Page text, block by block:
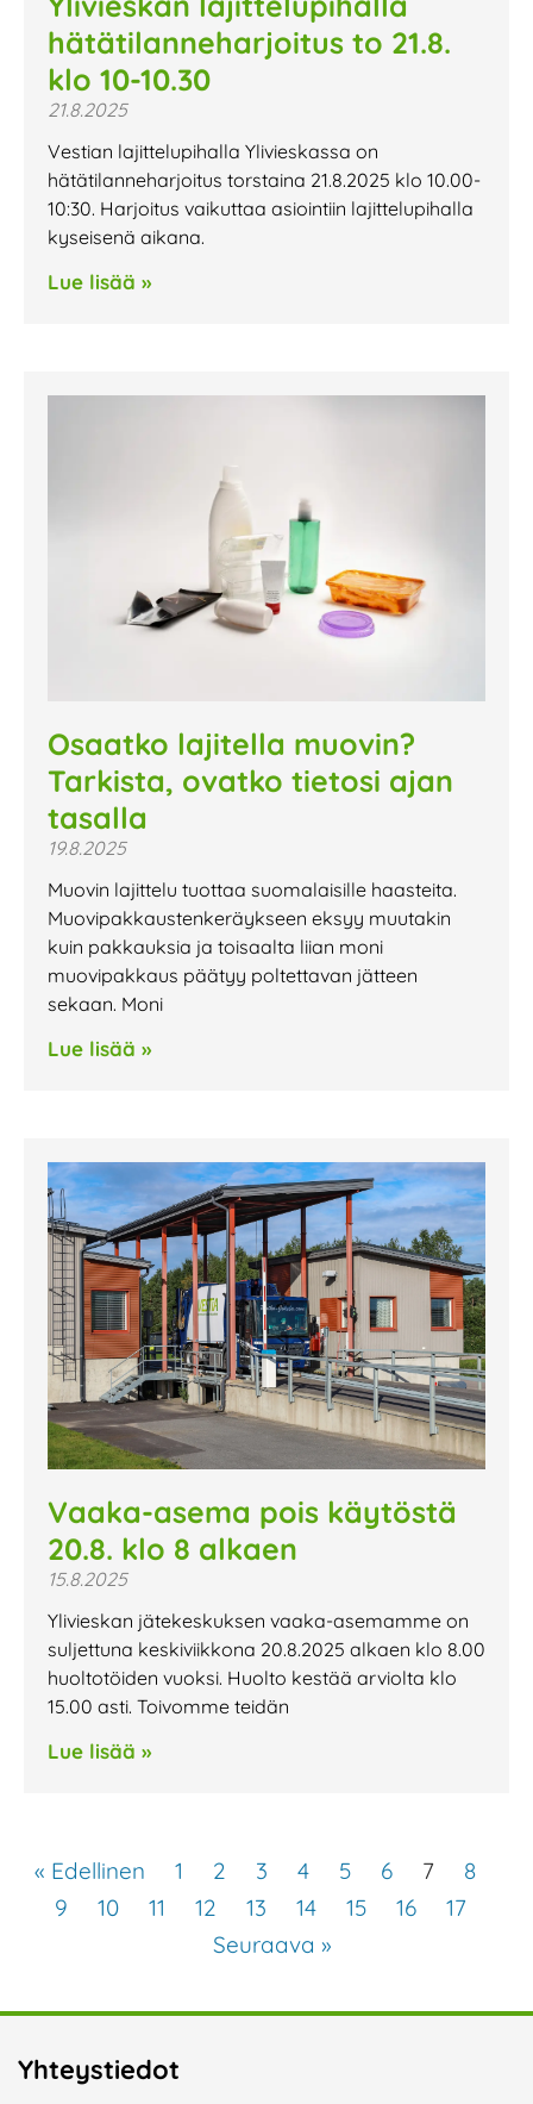
hätätilanneharjoitus to 21.8.
klo 10-10.30
21.8.2025
Vestian lajittelupihalla Ylivieskassa on
hätätilanneharjoitus torstaina 21.8.2025 klo 10.00-
10:30. Harjoitus vaikuttaa asiointiin lajittelupihalla
kyseisenä aikana.
Lue lisää »
Osaatko lajitella muovin?
Tarkista, ovatko tietosi ajan
tasalla
19.8.2025
Muovin lajittelu tuottaa suomalaisille haasteita.
Muovipakkaustenkeräykseen eksyy muutakin
kuin pakkauksia ja toisaalta liian moni
muovipakkaus päätyy poltettavan jätteen
sekaan. Moni
Lue lisää »
Vaaka-asema pois käytöstä
20.8. klo 8 alkaen
15.8.2025
Ylivieskan jätekeskuksen vaaka-asemamme on
suljettuna keskiviikkona 20.8.2025 alkaen klo 8.00
huoltotöiden vuoksi. Huolto kestää arviolta klo
15.00 asti. Toivomme teidän
Lue lisää »
« Edellinen 1 2 3 4 5 6 7
8
9
10 11 12 13 14 15 16
17
Seuraava »
Yhteystiedot